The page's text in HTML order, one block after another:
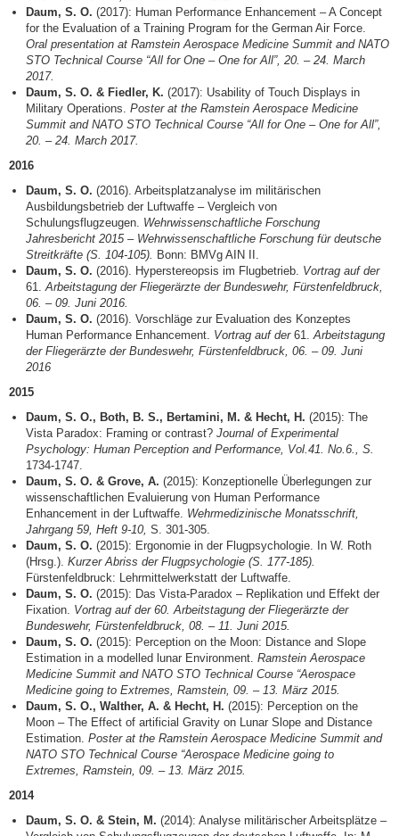
Daum, S. O. (2017): Human Performance Enhancement – A Concept
for the Evaluation of a Training Program for the German Air Force.
Oral presentation at Ramstein Aerospace Medicine Summit and NATO
STO Technical Course “All for One – One for All”, 20. – 24. March
2017.
Daum, S. O. & Fiedler, K. (2017): Usability of Touch Displays in
Military Operations.Poster at the Ramstein Aerospace Medicine
Summit and NATO STO Technical Course “All for One – One for All”,
20. – 24. March 2017.
2016
Daum, S. O. (2016). Arbeitsplatzanalyse im militärischen
Ausbildungsbetrieb der Luftwaffe – Vergleich von
Schulungsflugzeugen. Wehrwissenschaftliche Forschung
Jahresbericht 2015 – Wehrwissenschaftliche Forschung für deutsche
Streitkräfte (S. 104-105). Bonn: BMVg AIN II.
Daum, S. O. (2016). Hyperstereopsis im Flugbetrieb. Vortrag auf der
61. Arbeitstagung der Fliegerärzte der Bundeswehr, Fürstenfeldbruck,
06. – 09. Juni 2016.
Daum, S. O. (2016). Vorschläge zur Evaluation des Konzeptes
Human Performance Enhancement. Vortrag auf der61. Arbeitstagung
der Fliegerärzte der Bundeswehr, Fürstenfeldbruck, 06. – 09. Juni
2016
2015
Daum, S. O., Both, B. S., Bertamini, M. & Hecht, H. (2015): The
Vista Paradox: Framing or contrast?Journal of Experimental
Psychology: Human Perception and Performance, Vol.41. No.6., S.
1734-1747.
Daum, S. O. & Grove, A. (2015): Konzeptionelle Überlegungen zur
wissenschaftlichen Evaluierung von Human Performance
Enhancement in der Luftwaffe. Wehrmedizinische Monatsschrift,
Jahrgang 59, Heft 9-10,S. 301-305.
Daum, S. O. (2015): Ergonomie in der Flugpsychologie. In W. Roth
(Hrsg.).Kurzer Abriss der Flugpsychologie (S. 177-185).
Fürstenfeldbruck: Lehrmittelwerkstatt der Luftwaffe.
Daum, S. O. (2015): Das Vista-Paradox – Replikation und Effekt der
Fixation. Vortrag auf der 60. Arbeitstagung der Fliegerärzte der
Bundeswehr, Fürstenfeldbruck, 08. – 11. Juni 2015.
Daum, S. O. (2015): Perception on the Moon: Distance and Slope
Estimation in a modelled lunar Environment.Ramstein Aerospace
Medicine Summit and NATO STO Technical Course “Aerospace
Medicine going to Extremes, Ramstein, 09. – 13. März 2015.
Daum, S. O., Walther, A. & Hecht, H. (2015): Perception on the
Moon – The Effect of artificial Gravity on Lunar Slope and Distance
Estimation.Poster at the Ramstein Aerospace Medicine Summit and
NATO STO Technical Course “Aerospace Medicine going to
Extremes, Ramstein, 09. – 13. März 2015.
2014
Daum, S. O. & Stein, M. (2014): Analyse militärischer Arbeitsplätze –